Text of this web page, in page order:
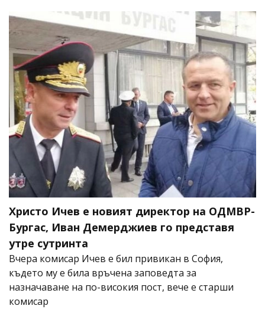
Христо Ичев е новият директор на ОДМВР-
Бургас, Иван Демерджиев го представя
утре сутринта
Вчера комисар Ичев е бил привикан в София,
където му е била връчена заповедта за
назначаване на по-високия пост, вече е старши
комисар